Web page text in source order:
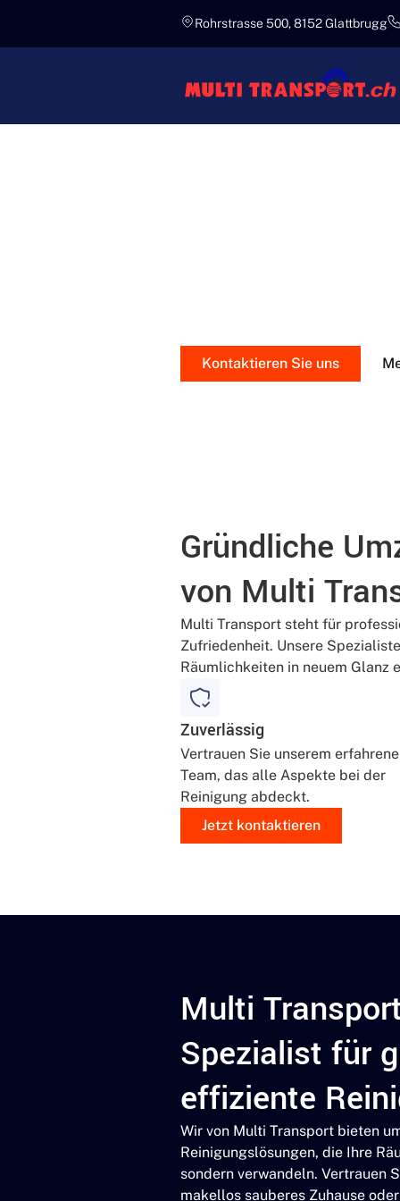
Rohrstrasse 500, 8152 Glattbrugg
Kontaktieren Sie uns
Gründliche
von Multi
Multi Transport steht für
Zufriedenheit. Unsere
Räumlichkeiten in neuem Glanz
Zuverlässig
Vertrauen Sie unserem
Team, das alle Aspekte bei der
Reinigung abdeckt.
Jetzt kontaktieren
Multi
Spezialist für
effiziente
Wir von Multi Transport bieten
Reinigungslösungen, die Ihre
sondern verwandeln. Vertrauen
makellos sauberes Zuhause